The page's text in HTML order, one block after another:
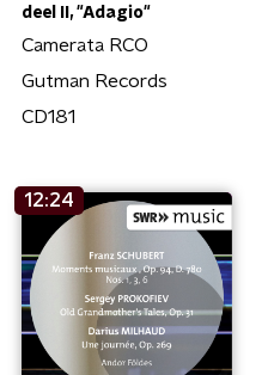
deel II, "Adagio"
Camerata RCO
Gutman Records
CD181
12:24